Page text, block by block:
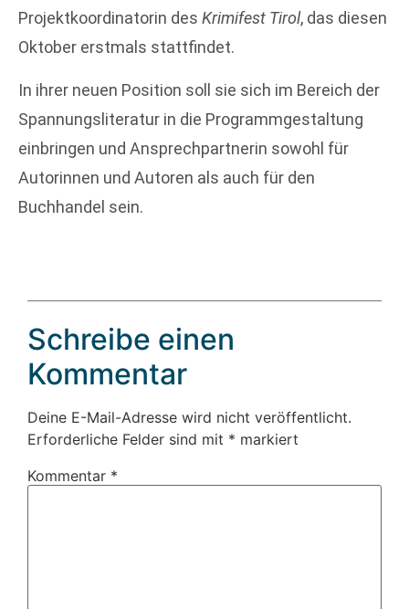
Projektkoordinatorin des Krimifest Tirol, das diesen
Oktober erstmals stattfindet.
In ihrer neuen Position soll sie sich im Bereich der
Spannungsliteratur in die Programmgestaltung
einbringen und Ansprechpartnerin sowohl für
Autorinnen und Autoren als auch für den
Buchhandel sein.
Schreibe einen
Kommentar
Deine E-Mail-Adresse wird nicht veröffentlicht.
Erforderliche Felder sind mit * markiert
Kommentar *